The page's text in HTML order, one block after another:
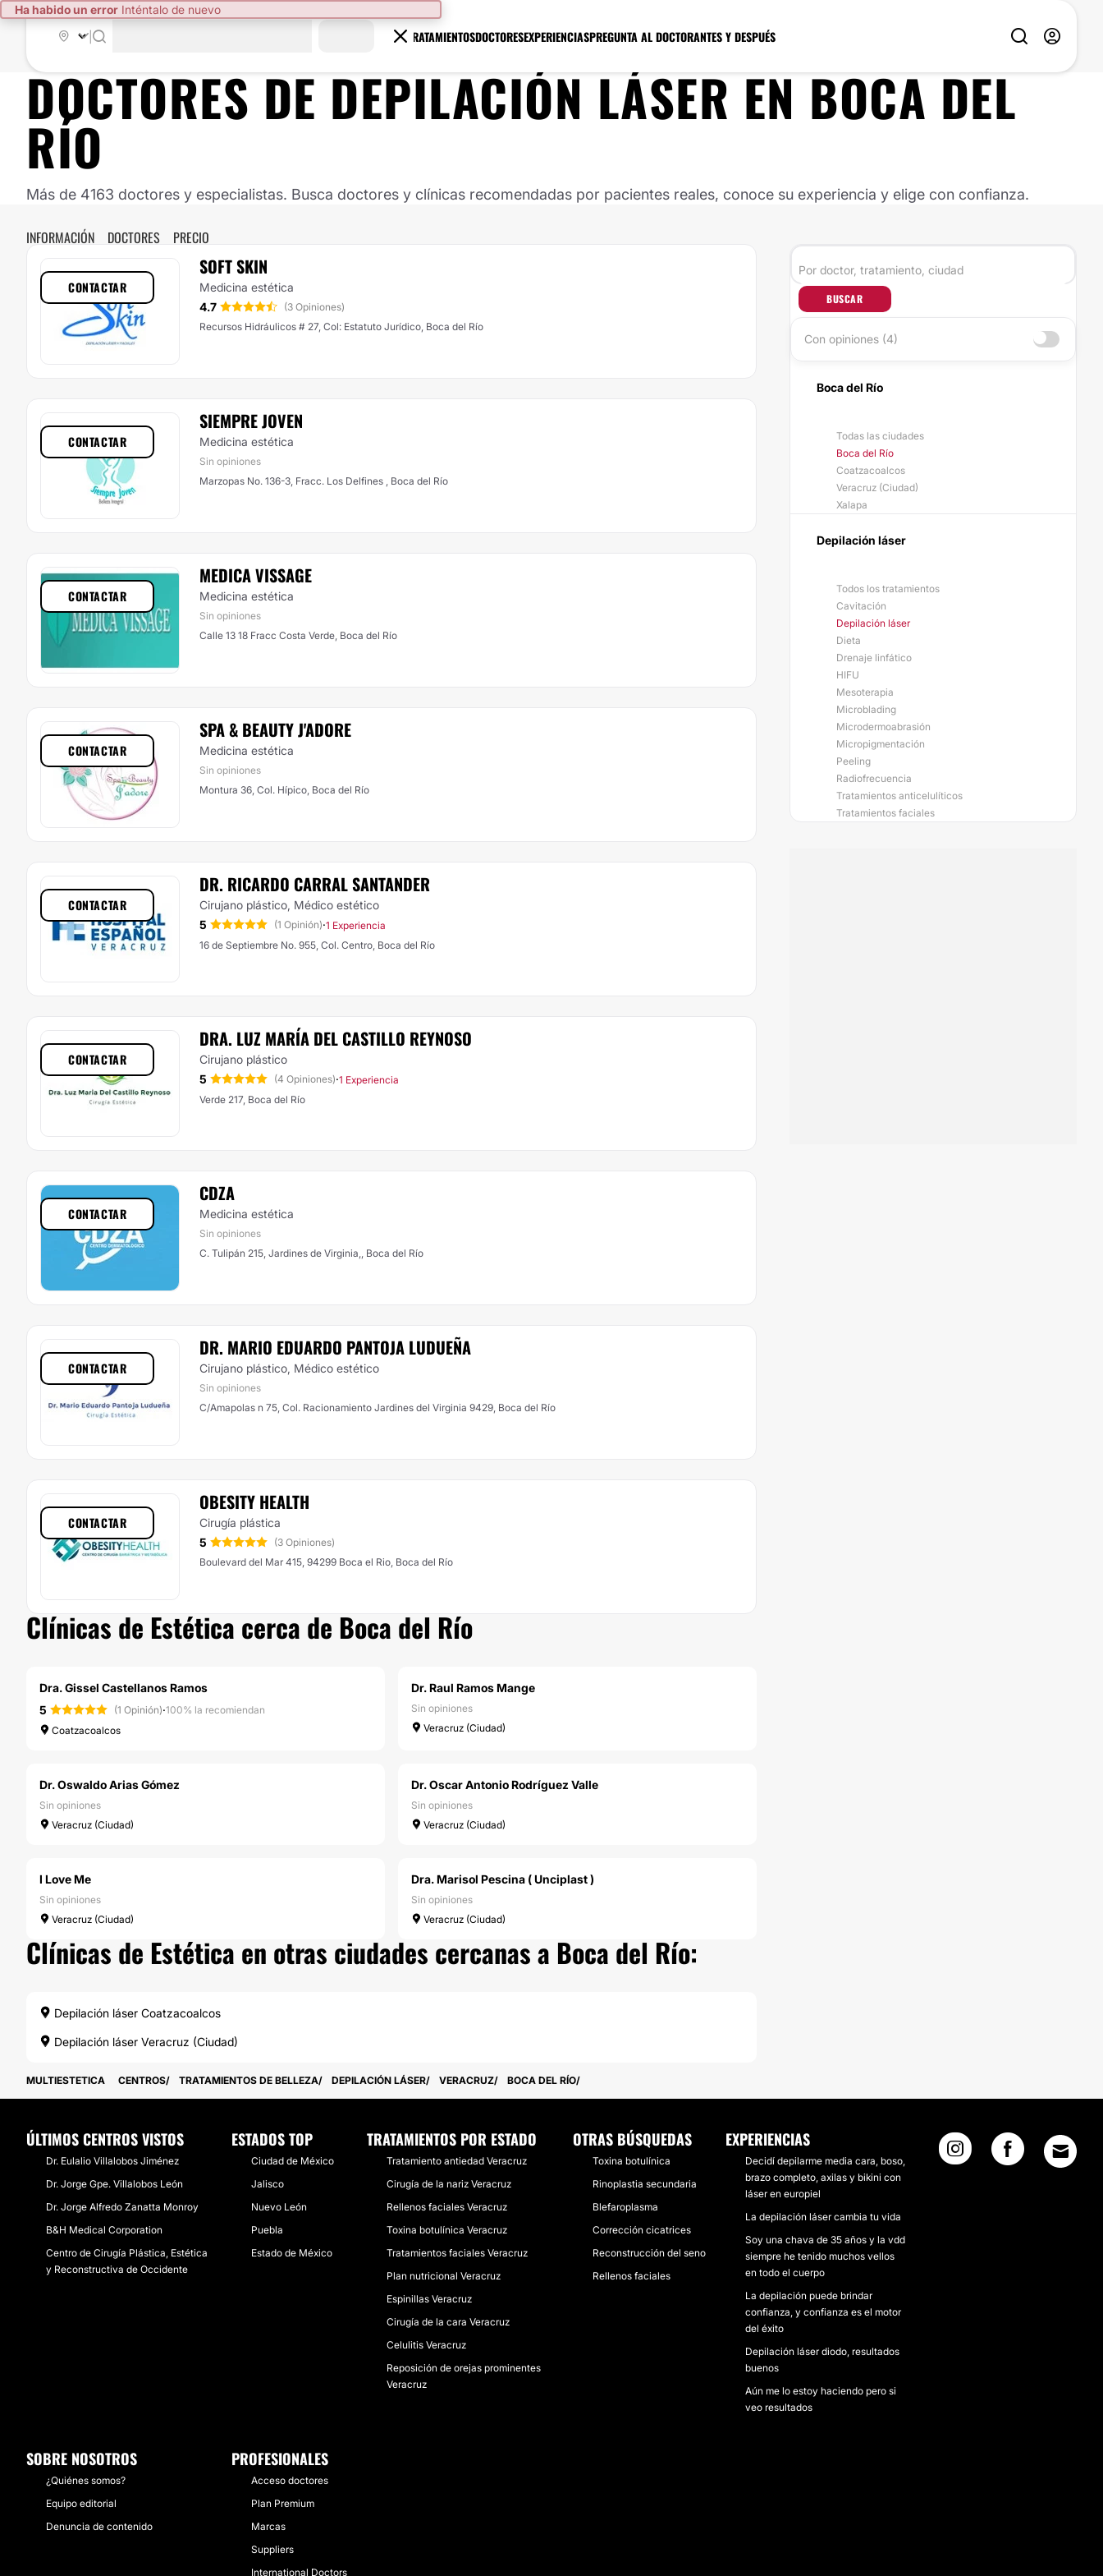
Ha habido un error Inténtalo de nuevo
TRATAMIENTOSDOCTORESEXPERIENCIASPREGUNTA AL DOCTORANTES Y DESPUÉS
DOCTORES DEDEPILACIÓN LÁSERENBOCA DEL
RÍO
Más de 4163 doctores y especialistas. Busca doctores y clínicas recomendadas por pacientes reales, conoce su experiencia y elige con confianza.
INFORMACIÓN DOCTORES PRECIO
SOFT SKIN
Medicina estética
4.7
(3 Opiniones)
Recursos Hidráulicos # 27, Col: Estatuto Jurídico, Boca del Río
CONTACTAR
SIEMPRE JOVEN
Medicina estética
Sin opiniones
Marzopas No. 136-3, Fracc. Los Delfines , Boca del Río
CONTACTAR
MEDICA VISSAGE
Medicina estética
Sin opiniones
Calle 13 18 Fracc Costa Verde, Boca del Río
CONTACTAR
SPA & BEAUTY J'ADORE
Medicina estética
Sin opiniones
Montura 36, Col. Hípico, Boca del Río
CONTACTAR
DR. RICARDO CARRAL SANTANDER
Cirujano plástico, Médico estético
5
(1 Opinión)·1 Experiencia
16 de Septiembre No. 955, Col. Centro, Boca del Río
CONTACTAR
DRA. LUZ MARÍA DEL CASTILLO REYNOSO
Cirujano plástico
5
(4 Opiniones)·1 Experiencia
Verde 217, Boca del Río
CONTACTAR
CDZA
Medicina estética
Sin opiniones
C. Tulipán 215, Jardines de Virginia,, Boca del Río
CONTACTAR
DR. MARIO EDUARDO PANTOJA LUDUEÑA
Cirujano plástico, Médico estético
Sin opiniones
C/Amapolas n 75, Col. Racionamiento Jardines del Virginia 9429, Boca del Río
CONTACTAR
OBESITY HEALTH
Cirugía plástica
5
(3 Opiniones)
Boulevard del Mar 415, 94299 Boca el Rio, Boca del Río
CONTACTAR
Clínicas de Estética cerca de Boca del Río
Dra. Gissel Castellanos Ramos
5
(1 Opinión)·100% la recomiendan
Coatzacoalcos
Dr. Raul Ramos Mange
Sin opiniones
Veracruz (Ciudad)
Dr. Oswaldo Arias Gómez
Sin opiniones
Veracruz (Ciudad)
Dr. Oscar Antonio Rodríguez Valle
Sin opiniones
Veracruz (Ciudad)
I Love Me
Sin opiniones
Veracruz (Ciudad)
Dra. Marisol Pescina ( Unciplast )
Sin opiniones
Veracruz (Ciudad)
Clínicas de Estética en otras ciudades cercanas a Boca del Río:
Depilación láser Coatzacoalcos
Depilación láser Veracruz (Ciudad)
BUSCAR
Con opiniones (4)
Boca del Río
Todas las ciudades
Boca del Río
Coatzacoalcos
Veracruz (Ciudad)
Xalapa
Depilación láser
Todos los tratamientos
Cavitación
Depilación láser
Dieta
Drenaje linfático
HIFU
Mesoterapia
Microblading
Microdermoabrasión
Micropigmentación
Peeling
Radiofrecuencia
Tratamientos anticelulíticos
Tratamientos faciales
MULTIESTETICA CENTROS TRATAMIENTOS DE BELLEZA DEPILACIÓN LÁSER VERACRUZ BOCA DEL RÍO
ÚLTIMOS CENTROS VISTOS
Dr. Eulalio Villalobos Jiménez
Dr. Jorge Gpe. Villalobos León
Dr. Jorge Alfredo Zanatta Monroy
B&H Medical Corporation
Centro de Cirugía Plástica, Estética
y Reconstructiva de Occidente
ESTADOS TOP
Ciudad de México
Jalisco
Nuevo León
Puebla
Estado de México
TRATAMIENTOS POR ESTADO
Tratamiento antiedad Veracruz
Cirugía de la nariz Veracruz
Rellenos faciales Veracruz
Toxina botulínica Veracruz
Tratamientos faciales Veracruz
Plan nutricional Veracruz
Espinillas Veracruz
Cirugía de la cara Veracruz
Celulitis Veracruz
Reposición de orejas prominentes
Veracruz
OTRAS BÚSQUEDAS
Toxina botulínica
Rinoplastia secundaria
Blefaroplasma
Corrección cicatrices
Reconstrucción del seno
Rellenos faciales
EXPERIENCIAS
Decidí depilarme media cara, boso,
brazo completo, axilas y bikini con
láser en europiel
La depilación láser cambia tu vida
Soy una chava de 35 años y la vdd
siempre he tenido muchos vellos
en todo el cuerpo
La depilación puede brindar
confianza, y confianza es el motor
del éxito
Depilación láser diodo, resultados
buenos
Aún me lo estoy haciendo pero si
veo resultados
SOBRE NOSOTROS
¿Quiénes somos?
Equipo editorial
Denuncia de contenido
PROFESIONALES
Acceso doctores
Plan Premium
Marcas
Suppliers
International Doctors